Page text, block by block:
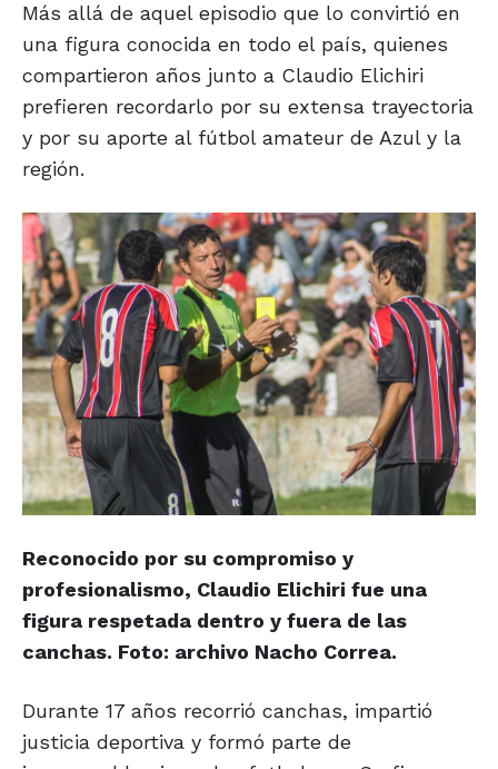
Más allá de aquel episodio que lo convirtió en
una figura conocida en todo el país, quienes
compartieron años junto a Claudio Elichiri
prefieren recordarlo por su extensa trayectoria
y por su aporte al fútbol amateur de Azul y la
región.
Reconocido por su compromiso y
profesionalismo, Claudio Elichiri fue una
figura respetada dentro y fuera de las
canchas. Foto: archivo Nacho Correa.
Durante 17 años recorrió canchas, impartió
justicia deportiva y formó parte de